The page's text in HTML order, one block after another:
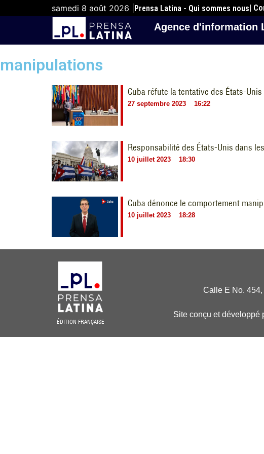
samedi 8 août 2026 | Prensa Latina - Qui sommes nous|
Agence d'information
manipulations
Cuba réfute la tentative des États-
27 septembre 2023 16:22
Responsabilité des États-Unis dans
10 juillet 2023 18:30
Cuba dénonce le comportement
10 juillet 2023 18:28
ÉDITION FRANÇAISE
Calle E No.
Site conçu et développé